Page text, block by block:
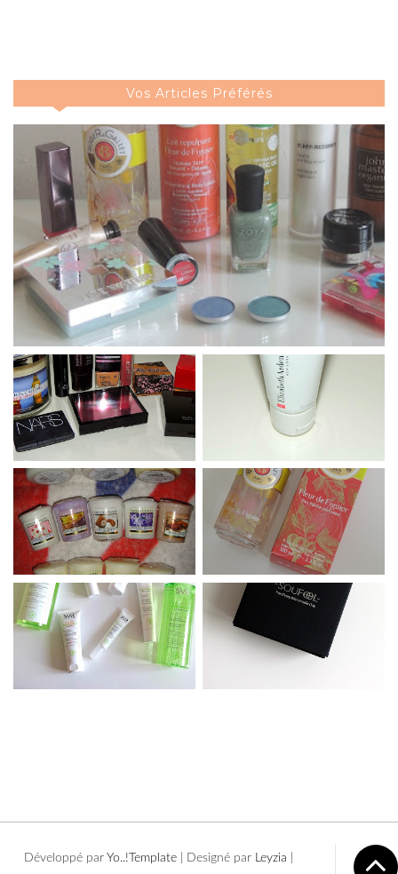
Copyright © 2016 Sammakeupaddict